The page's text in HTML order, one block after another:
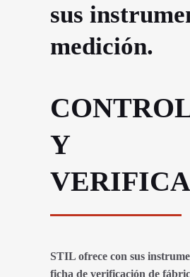
sus
medición.
Y
STIL ofrece con sus
ficha de verificación de